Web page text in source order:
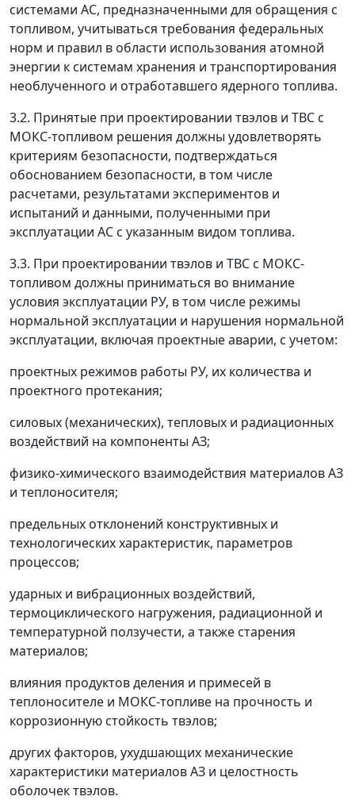
системами АС, предназначенными для обращения с
топливом, учитываться требования федеральных
норм и правил в области использования атомной
энергии к системам хранения и транспортирования
необлученного и отработавшего ядерного топлива.
3.2. Принятые при проектировании твэлов и ТВС с
МОКС-топливом решения должны удовлетворять
критериям безопасности, подтверждаться
обоснованием безопасности, в том числе
расчетами, результатами экспериментов и
испытаний и данными, полученными при
эксплуатации АС с указанным видом топлива.
3.3. При проектировании твэлов и ТВС с МОКС-
топливом должны приниматься во внимание
условия эксплуатации РУ, в том числе режимы
нормальной эксплуатации и нарушения нормальной
эксплуатации, включая проектные аварии, с учетом:
проектных режимов работы РУ, их количества и
проектного протекания;
силовых (механических), тепловых и радиационных
воздействий на компоненты AЗ;
физико-химического взаимодействия материалов AЗ
и теплоносителя;
предельных отклонений конструктивных и
технологических характеристик, параметров
процессов;
ударных и вибрационных воздействий,
термоциклического нагружения, радиационной и
температурной ползучести, а также старения
материалов;
влияния продуктов деления и примесей в
теплоносителе и МОКС-топливе на прочность и
коррозионную стойкость твэлов;
других факторов, ухудшающих механические
характеристики материалов AЗ и целостность
оболочек твэлов.